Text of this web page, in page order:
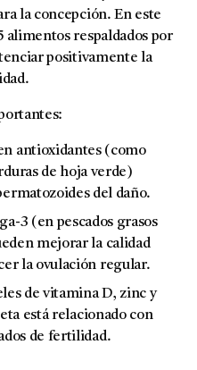
la concepción. En este
alimentos respaldados por
positivamente la
antioxidantes(como
de hoja verde)
del daño.
3 (en pescados grasos
mejorar la calidad
la ovulación regular.
devitamina D, zinc y
está relacionado con
de fertilidad.